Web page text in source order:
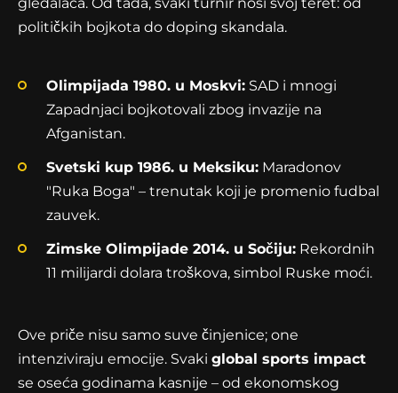
gledalaca. Od tada, svaki turnir nosi svoj teret: od
političkih bojkota do doping skandala.
Olimpijada 1980. u Moskvi: SAD i mnogi
Zapadnjaci bojkotovali zbog invazije na
Afganistan.
Svetski kup 1986. u Meksiku: Maradonov
"Ruka Boga" – trenutak koji je promenio fudbal
zauvek.
Zimske Olimpijade 2014. u Sočiju: Rekordnih
11 milijardi dolara troškova, simbol Ruske moći.
Ove priče nisu samo suve činjenice; one
intenziviraju emocije. Svaki global sports impact
se oseća godinama kasnije – od ekonomskog